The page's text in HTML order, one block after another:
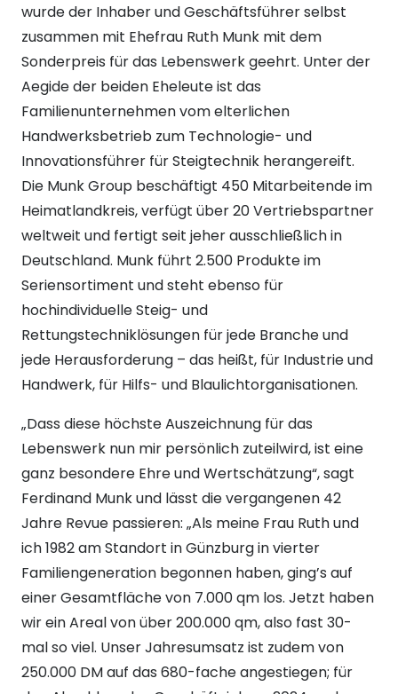
wurde der Inhaber und Geschäftsführer selbst
zusammen mit Ehefrau Ruth Munk mit dem
Sonderpreis für das Lebenswerk geehrt. Unter der
Aegide der beiden Eheleute ist das
Familienunternehmen vom elterlichen
Handwerksbetrieb zum Technologie- und
Innovationsführer für Steigtechnik herangereift.
Die Munk Group beschäftigt 450 Mitarbeitende im
Heimatlandkreis, verfügt über 20 Vertriebspartner
weltweit und fertigt seit jeher ausschließlich in
Deutschland. Munk führt 2.500 Produkte im
Seriensortiment und steht ebenso für
hochindividuelle Steig- und
Rettungstechniklösungen für jede Branche und
jede Herausforderung – das heißt, für Industrie und
Handwerk, für Hilfs- und Blaulichtorganisationen.
„Dass diese höchste Auszeichnung für das
Lebenswerk nun mir persönlich zuteilwird, ist eine
ganz besondere Ehre und Wertschätzung“, sagt
Ferdinand Munk und lässt die vergangenen 42
Jahre Revue passieren: „Als meine Frau Ruth und
ich 1982 am Standort in Günzburg in vierter
Familiengeneration begonnen haben, ging’s auf
einer Gesamtfläche von 7.000 qm los. Jetzt haben
wir ein Areal von über 200.000 qm, also fast 30-
mal so viel. Unser Jahresumsatz ist zudem von
250.000 DM auf das 680-fache angestiegen; für